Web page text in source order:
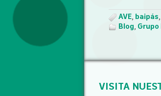
AVE, baipás,
Blog, Grupo
VISITA